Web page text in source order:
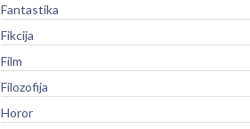
Fantastika
Fikcija
Film
Filozofija
Horor